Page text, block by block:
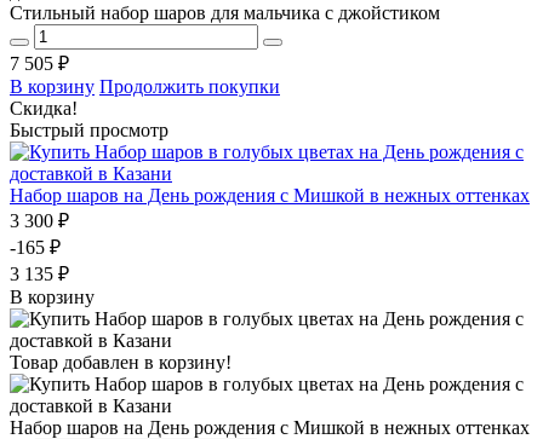
Стильный набор шаров для мальчика с джойстиком
7 505 ₽
В корзину Продолжить покупки
Скидка!
Быстрый просмотр
Набор шаров на День рождения с Мишкой в нежных оттенках
3 300 ₽
-165 ₽
3 135 ₽
В корзину
Товар добавлен в корзину!
Набор шаров на День рождения с Мишкой в нежных оттенках